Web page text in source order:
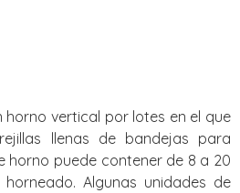
horno vertical por lotes en el que
llenas de bandejas para
horno puede contener de 8 a 20
Algunas unidades de